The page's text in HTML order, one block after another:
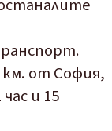
км. от София,
и 15